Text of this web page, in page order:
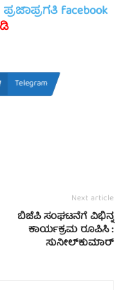
ಪ್ರಜಾಪ್ರಗತಿ facebook
Telegram
Next article
ಬಿಜೆಪಿ ಸಂಘಟನೆಗೆ ವಿಭಿನ್ನ
ಕಾರ್ಯಕ್ರಮ ರೂಪಿಸಿ :
ಸುನೀಲ್‍ಕುಮಾರ್